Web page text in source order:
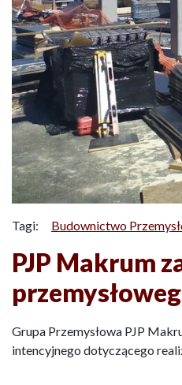
Tagi: Budownictwo
PJP Makrum
Grupa Przemysłowa PJP
intencyjnego dotyczącego